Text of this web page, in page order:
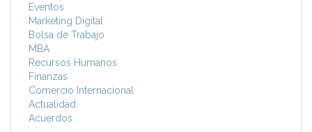
Eventos
Marketing Digital
Bolsa de Trabajo
MBA
Recursos Humanos
Finanzas
Comercio Internacional
Actualidad
Acuerdos